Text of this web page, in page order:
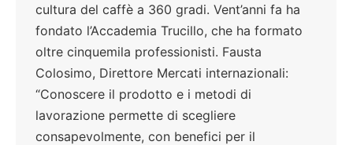
cultura del caffè a 360 gradi. Vent’anni fa ha
fondato l’Accademia Trucillo, che ha formato
oltre cinquemila professionisti. Fausta
Colosimo, Direttore Mercati internazionali:
“Conoscere il prodotto e i metodi di
lavorazione permette di scegliere
consapevolmente, con benefici per il